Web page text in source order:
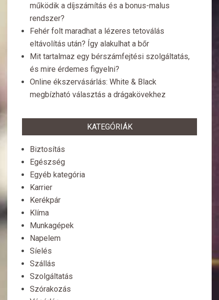
működik a díjszámítás és a bonus-malus
rendszer?
Fehér folt maradhat a lézeres tetoválás
eltávolítás után? Így alakulhat a bőr
Mit tartalmaz egy bérszámfejtési szolgáltatás,
és mire érdemes figyelni?
Online ékszervásárlás: White & Black
megbízható választás a drágakövekhez
KATEGÓRIÁK
Biztosítás
Egészség
Egyéb kategória
Karrier
Kerékpár
Klíma
Munkagépek
Napelem
Síelés
Szállás
Szolgáltatás
Szórakozás